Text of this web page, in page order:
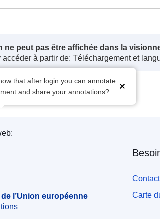
ne peut pas être affichée dans la
accéder à partir de: Téléchargement et
that after login you can annotate
and share your annotations?
de l’Union européenne
l’Union européenne
Contact
Carte